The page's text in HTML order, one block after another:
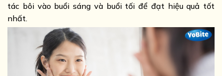
tác bôi vào buổi sáng và buổi tối để đạt hiệu quả tốt
nhất.